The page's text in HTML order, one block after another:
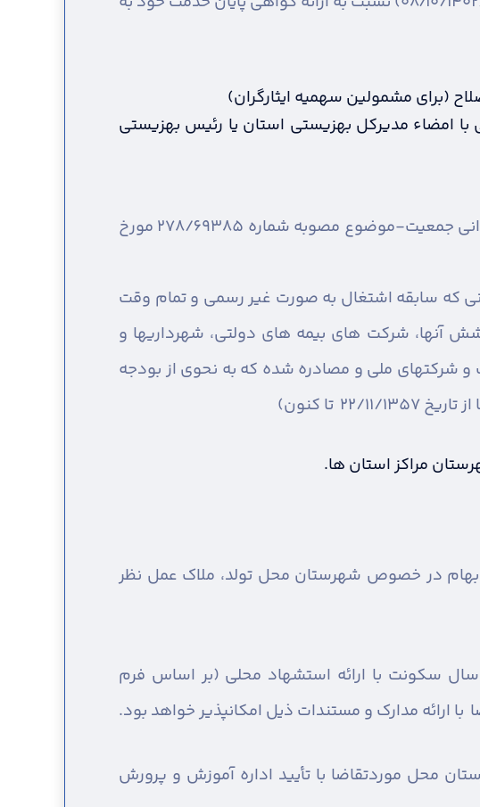
(برای مشمولین سهمیه ایثارگران)
با امضاء مدیرکل بهزیستی استان یا رئیس بهزیستی
ارائه اصل و کپی شناسنامه همسر و فرزندان ( براساس قانون حمایت از خانواده و جوانی جمعیت-موضوع مصوبه شماره 278/69385 مورخ
که سابقه اشتغال به صورت غیر رسمی و تمام وقت
آنها، شرکت های بیمه های دولتی، شهرداریها و
شرکتهای ملی و مصادره شده که به نحوی از بودجه
تا کنون)
مراکز استان ها.
در خصوص شهرستان محل تولد، ملاک عمل نظر
سکونت با ارائه استشهاد محلی (بر اساس فرم
ارائه مدارک و مستندات ذیل امکانپذیر خواهد بود.
محل موردتقاضا با تأیید اداره آموزش و پرورش